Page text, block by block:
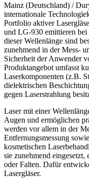
Mainz (Deutschland) /
internationale
Portfolio aktiver
und LG-930 emittieren
dieser Wellenlänge sind
zunehmend in der Mess-
Sicherheit der Anwender
Produktangebot umfasst
Laserkomponenten (z.B.
dielektrischen
gegen Laserstrahlung
Laser mit einer
Augen und ermöglichen
werden vor allem in der
Entfernungsmessung
kosmetischen
sie zunehmend
oder Falten. Dafür
Lasergläser.